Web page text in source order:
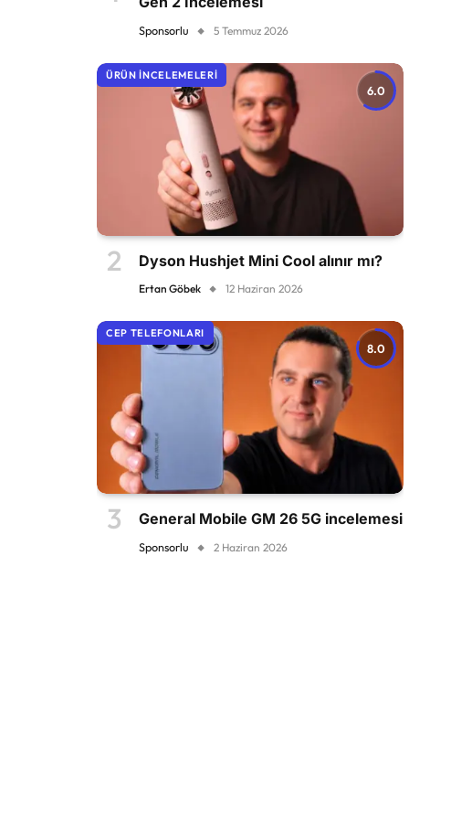
Sponsorlu 5 Temmuz 2026
6.0
ÜRÜN İNCELEMELERI
Dyson Hushjet Mini Cool alınır mı?
Ertan Göbek 12 Haziran 2026
8.0
CEP TELEFONLARI
General Mobile GM 26 5G incelemesi
Sponsorlu 2 Haziran 2026